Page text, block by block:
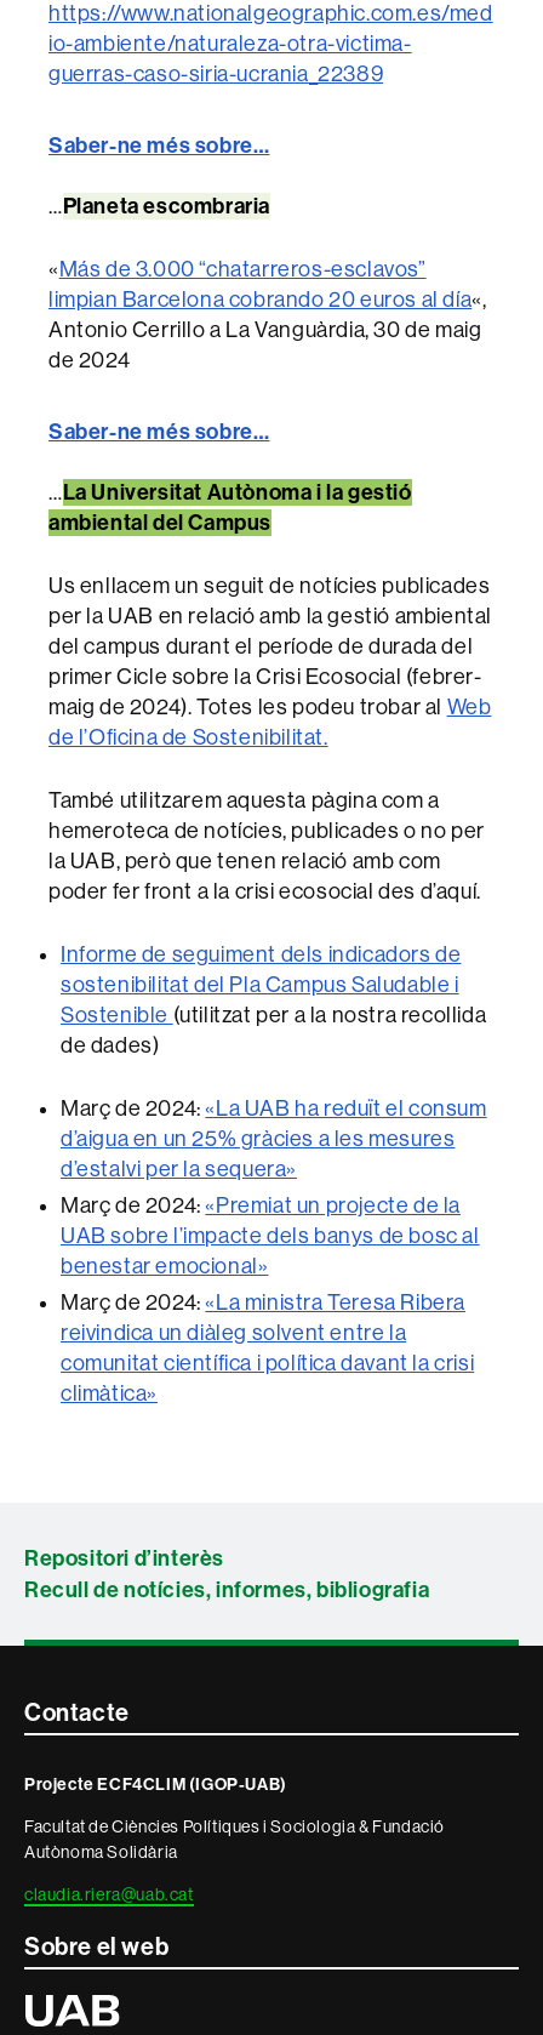
https://www.nationalgeographic.com.es/med
io-ambiente/naturaleza-otra-victima-
guerras-caso-siria-ucrania_22389
Saber-ne més sobre…
…Planeta escombraria
« Más de 3.000 “chatarreros-esclavos”
limpian Barcelona cobrando 20 euros al día«,
Antonio Cerrillo a La Vanguàrdia, 30 de maig
de 2024
Saber-ne més sobre…
…La Universitat Autònoma i la gestió
ambiental del Campus
Us enllacem un seguit de notícies publicades
per la UAB en relació amb la gestió ambiental
del campus durant el període de durada del
primer Cicle sobre la Crisi Ecosocial (febrer-
maig de 2024). Totes les podeu trobar al Web
de l’Oficina de Sostenibilitat.
També utilitzarem aquesta pàgina com a
hemeroteca de notícies, publicades o no per
la UAB, però que tenen relació amb com
poder fer front a la crisi ecosocial des d’aquí.
Informe de seguiment dels indicadors de
sostenibilitat del Pla Campus Saludable i
Sostenible (utilitzat per a la nostra recollida
de dades)
Març de 2024:«La UAB ha reduït el consum
d’aigua en un 25% gràcies a les mesures
d’estalvi per la sequera»
Març de 2024:«Premiat un projecte de la
UAB sobre l’impacte dels banys de bosc al
benestar emocional»
Març de 2024:«La ministra Teresa Ribera
reivindica un diàleg solvent entre la
comunitat científica i política davant la crisi
climàtica»
Repositori d’interès
Recull de notícies, informes, bibliografia
Contacte
informació
legal
Contacte
Projecte ECF4CLIM (IGOP-UAB)
Facultat de Ciències Polítiques i Sociologia & Fundació
Autònoma Solidària
claudia.riera@uab.cat
Sobre el web
Universitat
Autònoma